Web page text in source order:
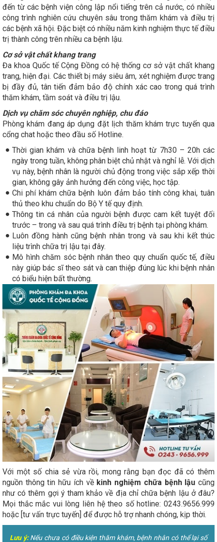
đến từ các bệnh viện công lập nổi tiếng trên cả nước, có nhiều
công trình nghiên cứu chuyên sâu trong thăm khám và điều trị
các bệnh xã hội. Đặc biệt có nhiều năm kinh nghiệm thực tế điều
trị thành công trên nhiều ca bệnh lậu.
Cơ sở vật chất khang trang
Đa khoa Quốc tế Cộng Đồng có hệ thống cơ sở vật chất khang
trang, hiện đại. Các thiết bị máy siêu âm, xét nghiệm được trang
bị đầy đủ, tân tiến đảm bảo độ chính xác cao trong quá trình
thăm khám, tầm soát và điều trị lậu.
Dịch vụ chăm sóc chuyên nghiệp, chu đáo
Phòng khám đang áp dụng đặt lịch thăm khám trực tuyến qua
cổng chat hoặc theo đầu số Hotline.
Thời gian khám và chữa bệnh linh hoạt từ 7h30 – 20h các
ngày trong tuần, không phân biệt chủ nhật và nghỉ lễ. Với dịch
vụ này, bệnh nhân là người chủ động trong việc sắp xếp thời
gian, không gây ảnh hưởng đến công việc, học tập.
Chi phí khám chữa bệnh luôn đảm bảo tính công khai, tuân
thủ theo khu chuẩn do Bộ Y tế quy định.
Thông tin cá nhân của người bệnh được cam kết tuyệt đối
trước – trong và sau quá trình điều trị bệnh tại phòng khám.
Luôn đồng hành cũng bệnh nhân trong và sau khi kết thúc
liệu trình chữa trị lậu tại đây.
Mô hình chăm sóc bệnh nhân theo quy chuẩn quốc tế, điều
này giúp bác sĩ theo sát và can thiệp đúng lúc khi bệnh nhân
có biểu hiện bất thường.
Với một số chia sẻ vừa rồi, mong rằng bạn đọc đã có thêm
nguồn thông tin hữu ích về kinh nghiệm chữa bệnh lậu cũng
như có thêm gợi ý tham khảo về địa chỉ chữa bệnh lậu ở đâu?
Mọi thắc mắc vui lòng liên hệ theo số hotline: 0243.9656.999
hoặc [tư vấn trực tuyến] để được hỗ trợ nhanh chóng, kịp thời.
Lưu ý:Nếu chưa có điều kiện thăm khám, bệnh nhân có thể lại số